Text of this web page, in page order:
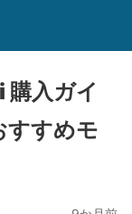
入ガイ
すすめモ